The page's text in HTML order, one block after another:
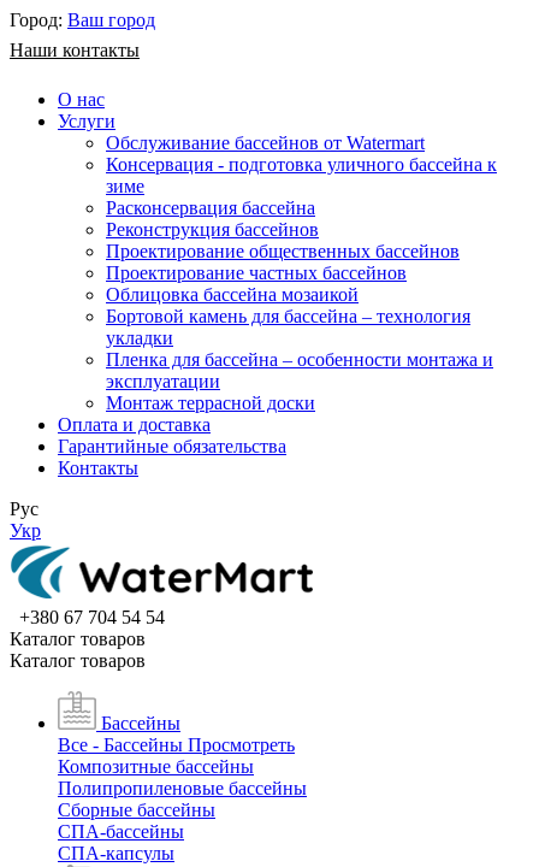
Город: Ваш город
Наши контакты
О нас
Услуги
Обслуживание бассейнов от Watermart
Консервация - подготовка уличного бассейна к
зиме
Расконсервация бассейна
Реконструкция бассейнов
Проектирование общественных бассейнов
Проектирование частных бассейнов
​Облицовка бассейна мозаикой
Бортовой камень для бассейна – технология
укладки
Пленка для бассейна – особенности монтажа и
эксплуатации
Монтаж террасной доски
Оплата и доставка
Гарантийные обязательства
Контакты
Рус
Укр
+380 67 704 54 54
Каталог товаров
Каталог товаров
Бассейны
Все - Бассейны Просмотреть
Композитные бассейны
Полипропиленовые бассейны
Сборные бассейны
СПА-бассейны
СПА-капсулы